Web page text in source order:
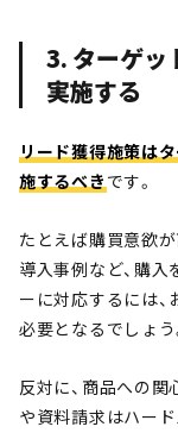
3. ターゲッ
実施する
リード獲得施策は
施するべきです。
たとえば購買意欲
導入事例など、購
ーに対応するには
必要となるでしょう
反対に、商品への
や資料請求はハー